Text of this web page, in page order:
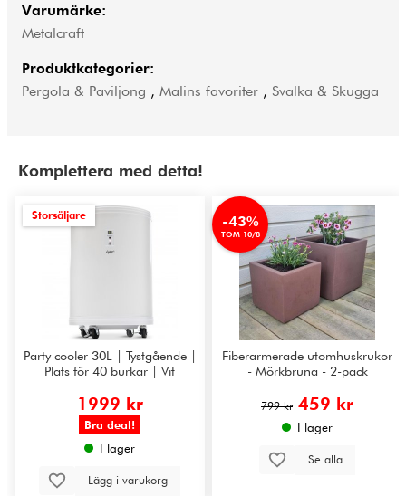
Varumärke:
Metalcraft
Produktkategorier:
Pergola & Paviljong , Malins favoriter , Svalka & Skugga
Komplettera med detta!
Storsäljare
Party cooler 30L | Tystgående |
Plats för 40 burkar | Vit
1999 kr
Bra deal!
I lager
Lägg i varukorg
-43%
TOM 10/8
Fiberarmerade utomhuskrukor
- Mörkbruna - 2-pack
799 kr 459 kr
I lager
Se alla